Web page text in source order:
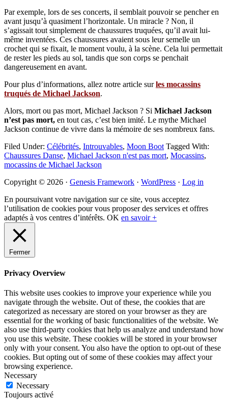
Par exemple, lors de ses concerts, il semblait pouvoir se pencher en
avant jusqu’à quasiment l’horizontale. Un miracle ? Non, il
s’agissait tout simplement de chaussures truquées, qu’il avait lui-
même inventées. Ces chaussures avaient sous leur semelle un
crochet qui se fixait, le moment voulu, à la scène. Cela lui permettait
de rester les pieds au sol, tandis que son corps se penchait
dangereusement en avant.
Pour plus d’informations, allez notre article surles mocassins
truqués de Michael Jackson.
Alors, mort ou pas mort, Michael Jackson ? Si Michael Jackson
n’est pas mort, en tout cas, c’est bien imité. Le mythe Michael
Jackson continue de vivre dans la mémoire de ses nombreux fans.
Filed Under: Célébrités, Introuvables, Moon Boot Tagged With:
Chaussures Danse, Michael Jackson n'est pas mort, Mocassins,
mocassins de Michael Jackson
Primary
Sidebar
Copyright © 2026 · Genesis Framework · WordPress · Log in
En poursuivant votre navigation sur ce site, vous acceptez
l’utilisation de cookies pour vous proposer des services et offres
adaptés à vos centres d’intérêts. OK en savoir +
Fermer
Privacy Overview
This website uses cookies to improve your experience while you
navigate through the website. Out of these, the cookies that are
categorized as necessary are stored on your browser as they are
essential for the working of basic functionalities of the website. We
also use third-party cookies that help us analyze and understand how
you use this website. These cookies will be stored in your browser
only with your consent. You also have the option to opt-out of these
cookies. But opting out of some of these cookies may affect your
browsing experience.
Necessary
Necessary
Toujours activé